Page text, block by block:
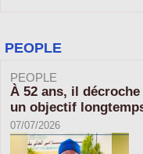
PEOPLE
PEOPLE
À 52 ans, il
un objectif
07/07/2026